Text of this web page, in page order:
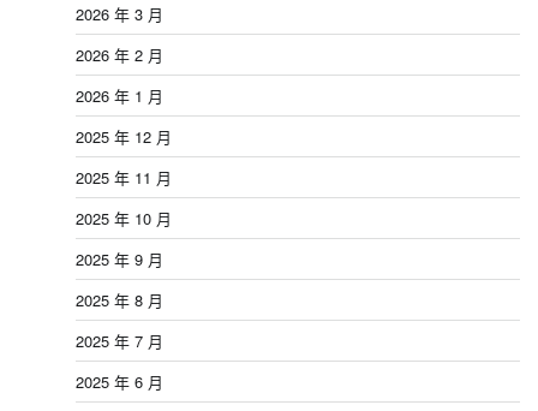
2026 年 3 月
2026 年 2 月
2026 年 1 月
2025 年 12 月
2025 年 11 月
2025 年 10 月
2025 年 9 月
2025 年 8 月
2025 年 7 月
2025 年 6 月